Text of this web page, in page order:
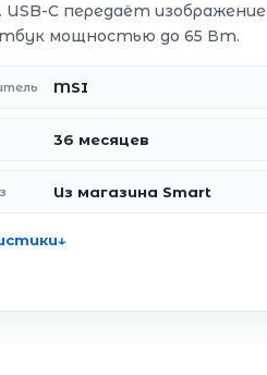
USB-C передаёт
мощностью до 65 Вт.
MSI
36 месяцев
Из магазина Smart